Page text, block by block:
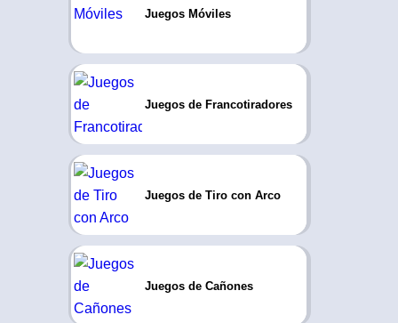
Juegos Móviles
Juegos de Francotiradores
Juegos de Tiro con Arco
Juegos de Cañones